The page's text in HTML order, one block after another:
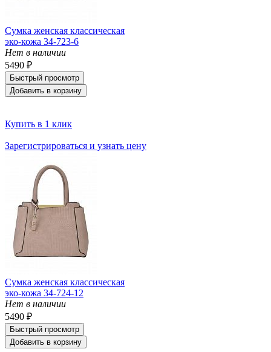
Сумка женская классическая
эко-кожа 34-723-6
Нет в наличии
5490 ₽
Быстрый просмотр
Добавить в корзину
Купить в 1 клик
Зарегистрироваться и узнать цену
Сумка женская классическая
эко-кожа 34-724-12
Нет в наличии
5490 ₽
Быстрый просмотр
Добавить в корзину